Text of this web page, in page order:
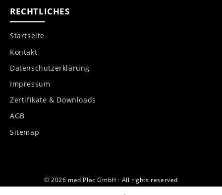
RECHTLICHES
Startseite
Kontakt
Datenschutzerklärung
Impressum
Zertifikate & Downloads
AGB
Sitemap
© 2026 mediPlac GmbH · All rights reserved